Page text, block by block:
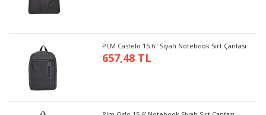
PLM Castelo 15.6" Siyah Notebook Sırt Çantası
657,48 TL